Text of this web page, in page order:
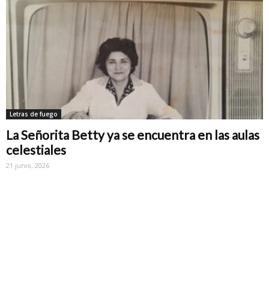
Letras de fuego
La Señorita Betty ya se encuentra en las aulas
celestiales
21 junio, 2026